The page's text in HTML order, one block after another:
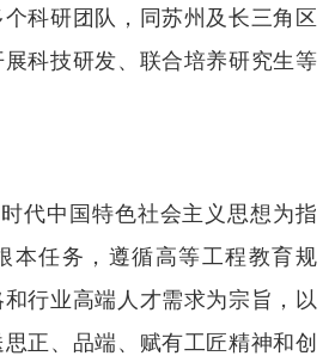
科研团队，同苏州及长三角区
科技研发、联合培养研究生等
代中国特色社会主义思想为指
本任务，遵循高等工程教育规
行业高端人才需求为宗旨，以
正、品端、赋有工匠精神和创